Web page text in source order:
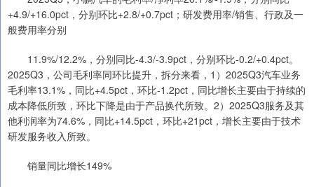
+4.9/+16.0pct，分别环比+2.8/+0.7pct；研发费用率/销售、行政及一
般费用率分别
11.9%/12.2%，分别同比-4.3/-3.9pct，分别环比-0.2/+0.4pct。
2025Q3，公司毛利率同环比提升，拆分来看，1）2025Q3汽车业务
毛利率13.1%，同比+4.5pct，环比-1.2pct，同比增长主要由于持续的
成本降低所致，环比下降是由于产品换代所致。2）2025Q3服务及其
他利润率为74.6%，同比+14.5pct，环比+21pct，增长主要由于技术
研发服务收入所致。
销量同比增长149%